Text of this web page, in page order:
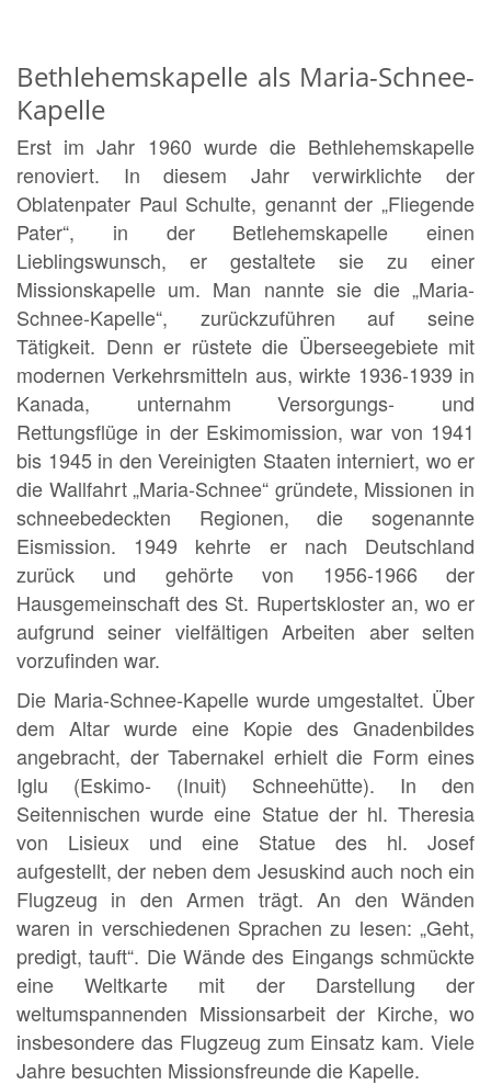
Bethlehemskapelle als Maria-Schnee-
Kapelle
Erst im Jahr 1960 wurde die Bethlehemskapelle
renoviert. In diesem Jahr verwirklichte der
Oblatenpater Paul Schulte, genannt der „Fliegende
Pater“, in der Betlehemskapelle einen
Lieblingswunsch, er gestaltete sie zu einer
Missionskapelle um. Man nannte sie die „Maria-
Schnee-Kapelle“, zurückzuführen auf seine
Tätigkeit. Denn er rüstete die Überseegebiete mit
modernen Verkehrsmitteln aus, wirkte 1936-1939 in
Kanada, unternahm Versorgungs- und
Rettungsflüge in der Eskimomission, war von 1941
bis 1945 in den Vereinigten Staaten interniert, wo er
die Wallfahrt „Maria-Schnee“ gründete, Missionen in
schneebedeckten Regionen, die sogenannte
Eismission. 1949 kehrte er nach Deutschland
zurück und gehörte von 1956-1966 der
Hausgemeinschaft des St. Rupertskloster an, wo er
aufgrund seiner vielfältigen Arbeiten aber selten
vorzufinden war.
Die Maria-Schnee-Kapelle wurde umgestaltet. Über
dem Altar wurde eine Kopie des Gnadenbildes
angebracht, der Tabernakel erhielt die Form eines
Iglu (Eskimo- (Inuit) Schneehütte). In den
Seitennischen wurde eine Statue der hl. Theresia
von Lisieux und eine Statue des hl. Josef
aufgestellt, der neben dem Jesuskind auch noch ein
Flugzeug in den Armen trägt. An den Wänden
waren in verschiedenen Sprachen zu lesen: „Geht,
predigt, tauft“. Die Wände des Eingangs schmückte
eine Weltkarte mit der Darstellung der
weltumspannenden Missionsarbeit der Kirche, wo
insbesondere das Flugzeug zum Einsatz kam. Viele
Jahre besuchten Missionsfreunde die Kapelle.